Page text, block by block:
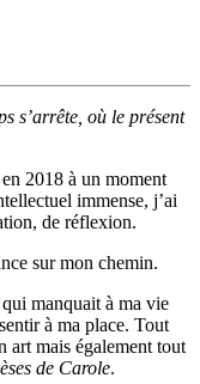
s’arrête, où le présent
en 2018 à un moment
immense, j’ai
de réflexion.
sur mon chemin.
manquait à ma vie
à ma place. Tout
art mais également tout
de Carole.